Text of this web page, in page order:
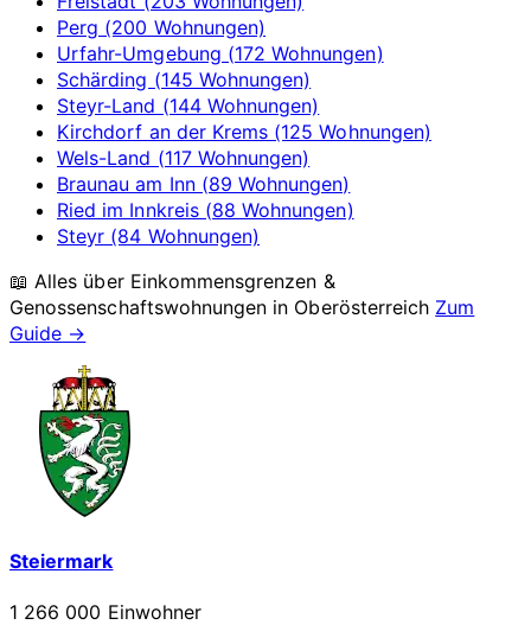
Perg (200 Wohnungen)
Urfahr-Umgebung (172 Wohnungen)
Schärding (145 Wohnungen)
Steyr-Land (144 Wohnungen)
Kirchdorf an der Krems (125 Wohnungen)
Wels-Land (117 Wohnungen)
Braunau am Inn (89 Wohnungen)
Ried im Innkreis (88 Wohnungen)
Steyr (84 Wohnungen)
📖 Alles über Einkommensgrenzen &
Genossenschaftswohnungen in Oberösterreich Zum
Guide →
Steiermark
1 266 000 Einwohner